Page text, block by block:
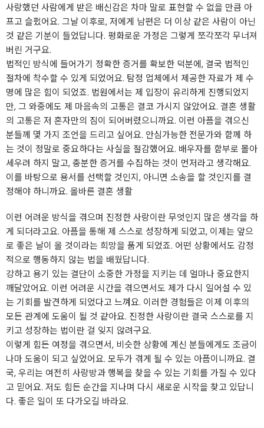
사랑했던 사람에게 받은 배신감은 차마 말로 표현할 수 없을 만큼 아
프고 슬펐어요. 그날 이후로, 저에게 남편은 더 이상 같은 사람이 아닌
것 같은 기분이 들었답니다. 평화로운 가정은 그렇게 쪼각쪼각 무너져
버린 거구요.
법적인 방식에 들어가기 정확한 증거를 확보한 덕분에, 결국 법적인
절차에 착수할 수 있게 되었어요. 탐정 업체에서 제공한 자료가 제 수
명에 많은 힘이 되었죠. 법원에서는 제 입장이 유리하게 진행되었지
만, 그 와중에도 제 마음속의 고통은 결코 가시지 않았어요. 결혼 생활
의 고통은 저 혼자만의 짐이 되어버렸으니까요. 이런 아픔을 겪으신
분들께 몇 가지 조언을 드리고 싶어요. 안심가능한 전문가와 함께 하
는 것이 정말로 중요하다는 사실을 절감했어요. 배우자를 함부로 몰아
세우려 하지 말고, 충분한 증거를 수집하는 것이 먼저라고 생각해요.
이를 바탕으로 용서를 선택할 것인지, 아니면 소송을 할 것인지를 결
정해야 하니까요. 올바른 결혼 생활
이런 어려운 방식을 겪으며 진정한 사랑이란 무엇인지 많은 생각을 하
게 되더라고요. 아픔을 통해 제 스스로 성장하게 되었고, 이제는 앞으
로 좋은 날이 올 것이라는 희망을 품게 되었죠. 어떤 상황에서도 감정
적으로 행동하지 않는 법을 배웠답니다.
강하고 용기 있는 결단이 소중한 가정을 지키는 데 얼마나 중요한지
깨달았어요. 이런 어려운 시간을 겪으면서도 제가 다시 일어설 수 있
는 기회를 발견하게 되었다고 느껴요. 이러한 경험들은 이제 이후의
모든 관계에 도움이 될 것 같아요. 진정한 사랑이란 결국 스스로를 지
키고 성장하는 법이란 걸 잊지 않려구요.
이렇게 힘든 여정을 겪으면서, 비슷한 상황에 계신 분들에게도 조금이
나마 도움이 되고 싶었어요. 모두가 겪게 될 수 있는 아픔이니까요. 결
국, 우리는 여전히 사랑방과 행복을 찾을 수 있는 기회를 가질 수 있다
고 믿어요. 저도 힘든 순간을 지나며 다시 새로운 시작을 찾고 있답니
다. 좋은 일이 또 다가오길 바라요.